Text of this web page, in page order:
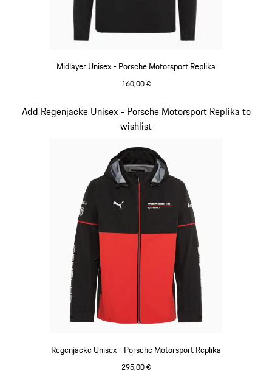
Midlayer Unisex - Porsche Motorsport Replika
160,00 €
Regenjacke Unisex - Porsche Motorsport Replika
295,00 €
Add Regenjacke Unisex - Porsche Motorsport Replika to
wishlist
Slide 5 von 20